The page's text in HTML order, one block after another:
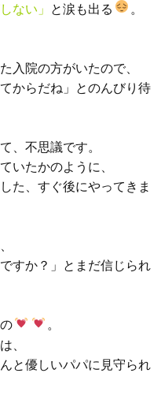
ない」 と涙も出る 。
入院の方がいたので、
からだね」とのんびり待
、不思議です。
いたかのように、
た、すぐ後にやってきま
すか？」とまだ信じられ
。
、
と優しいパパに見守られ